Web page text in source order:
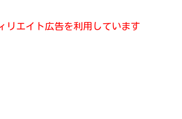
リエイト広告を利用しています